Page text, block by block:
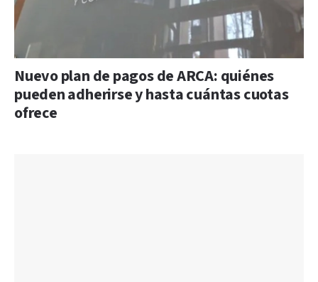
Nuevo plan de pagos de ARCA: quiénes
pueden adherirse y hasta cuántas cuotas
ofrece